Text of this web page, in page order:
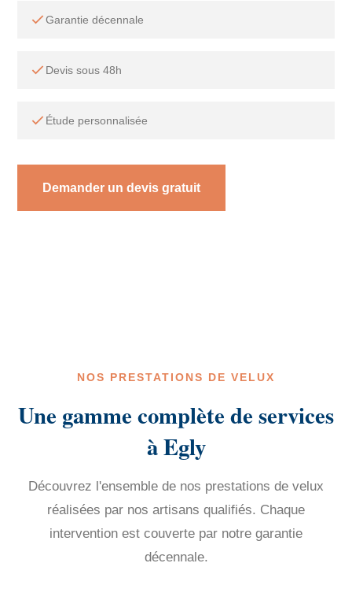
Garantie décennale
Devis sous 48h
Étude personnalisée
Demander un devis gratuit
NOS PRESTATIONS DE VELUX
Une gamme complète de services
à Egly
Découvrez l'ensemble de nos prestations de velux
réalisées par nos artisans qualifiés. Chaque
intervention est couverte par notre garantie
décennale.